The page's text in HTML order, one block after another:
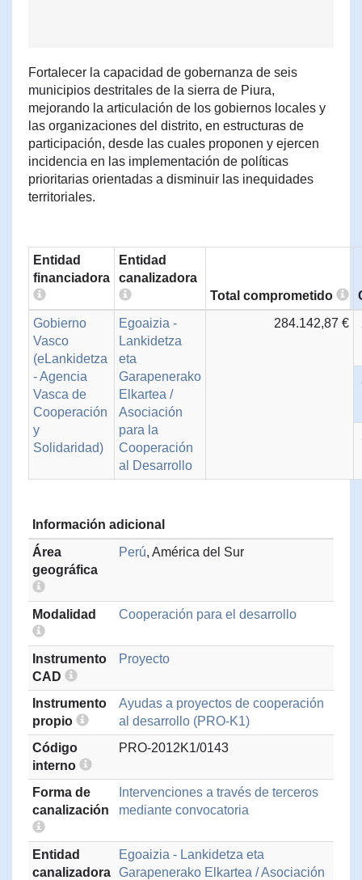
Fortalecer la capacidad de gobernanza de seis
municipios destritales de la sierra de Piura,
mejorando la articulación de los gobiernos locales y
las organizaciones del distrito, en estructuras de
participación, desde las cuales proponen y ejercen
incidencia en las implementación de políticas
prioritarias orientadas a disminuir las inequidades
territoriales.
Entidad
financiadora
Entidad
canalizadora
Total comprometido
Gobierno
Vasco
(eLankidetza
- Agencia
Vasca de
Cooperación
y
Solidaridad)
Egoaizia -
Lankidetza
eta
Garapenerako
Elkartea /
Asociación
para la
Cooperación
al Desarrollo
284.142,87 €
Información adicional
Área
geográfica
Perú, América del Sur
Modalidad Cooperación para el desarrollo
Instrumento
CAD
Proyecto
Instrumento
propio
Ayudas a proyectos de cooperación
al desarrollo (PRO-K1)
Código
interno
PRO-2012K1/0143
Forma de
canalización
Intervenciones a través de terceros
mediante convocatoria
Entidad
canalizadora
Egoaizia - Lankidetza eta
Garapenerako Elkartea / Asociación